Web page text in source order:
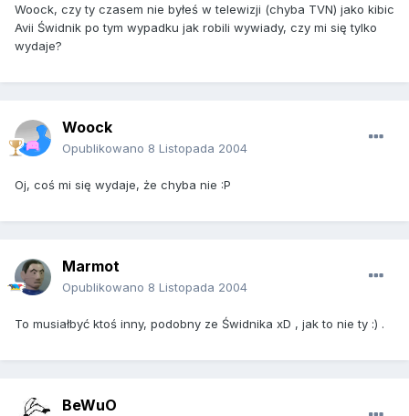
Woock, czy ty czasem nie byłeś w telewizji (chyba TVN) jako kibic
Avii Świdnik po tym wypadku jak robili wywiady, czy mi się tylko
wydaje?
Woock
Opublikowano 8 Listopada 2004
Oj, coś mi się wydaje, że chyba nie :P
Marmot
Opublikowano 8 Listopada 2004
To musiałbyć ktoś inny, podobny ze Świdnika xD , jak to nie ty :) .
BeWuO